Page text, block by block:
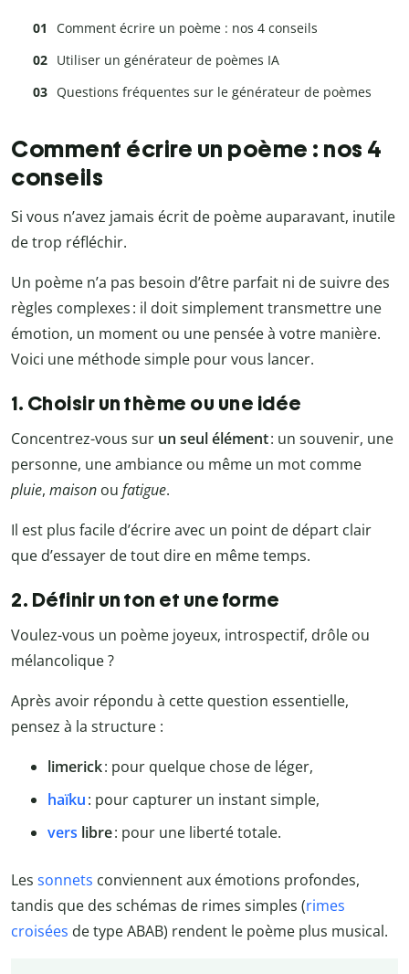
Comment écrire un poème : nos 4 conseils
Utiliser un générateur de poèmes IA
Questions fréquentes sur le générateur de poèmes
Comment écrire un poème : nos 4
conseils
Si vous n’avez jamais écrit de poème auparavant, inutile
de trop réfléchir.
Un poème n’a pas besoin d’être parfait ni de suivre des
règles complexes : il doit simplement transmettre une
émotion, un moment ou une pensée à votre manière.
Voici une méthode simple pour vous lancer.
1. Choisir un thème ou une idée
Concentrez-vous sur un seul élément: un souvenir, une
personne, une ambiance ou même un mot comme
pluie, maison ou fatigue.
Il est plus facile d’écrire avec un point de départ clair
que d’essayer de tout dire en même temps.
2. Définir un ton et une forme
Voulez-vous un poème joyeux, introspectif, drôle ou
mélancolique ?
Après avoir répondu à cette question essentielle,
pensez à la structure :
limerick: pour quelque chose de léger,
haïku: pour capturer un instant simple,
vers libre: pour une liberté totale.
Les sonnets conviennent aux émotions profondes,
tandis que des schémas de rimes simples (rimes
croisées de type ABAB) rendent le poème plus musical.